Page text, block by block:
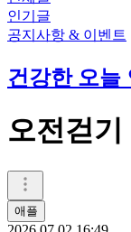
인기글
공지사항 & 이벤트
건강한 오늘
오전걷기
애플